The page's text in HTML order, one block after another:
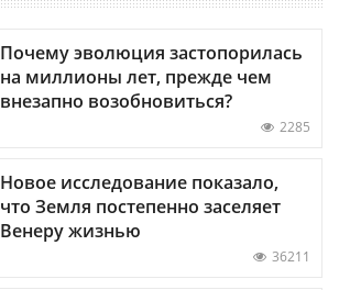
Почему эволюция застопорилась
на миллионы лет, прежде чем
внезапно возобновиться?
2285
Новое исследование показало,
что Земля постепенно заселяет
Венеру жизнью
36211